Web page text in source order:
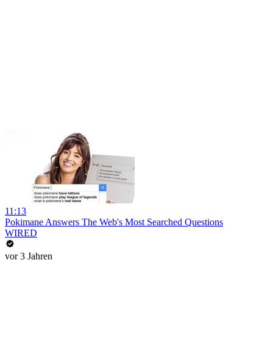
11:13
Pokimane Answers The Web's Most Searched Questions
WIRED
vor 3 Jahren